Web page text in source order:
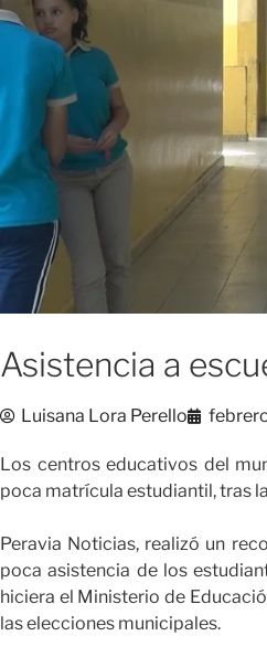
Asistencia a
Luisana Lora Perello
Los centros educativos del
poca matrícula estudiantil, tras
Peravia Noticias, realizó un
poca asistencia de los
hiciera el Ministerio de
las elecciones municipales.